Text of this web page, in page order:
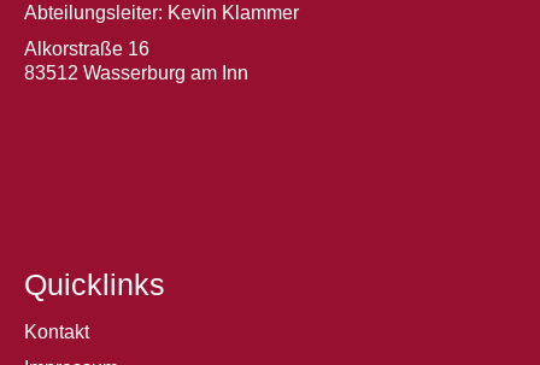
Abteilungsleiter: Kevin Klammer
Alkorstraße 16
83512 Wasserburg am Inn
Quicklinks
Kontakt